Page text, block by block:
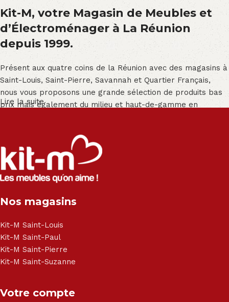
Kit-M, votre Magasin de Meubles et
d’Électroménager à La Réunion
depuis 1999.
Présent aux quatre coins de la Réunion avec des magasins à
Saint-Louis, Saint-Pierre, Savannah et Quartier Français,
nous vous proposons une grande sélection de produits bas
prix mais également du milieu et haut-de-gamme en
Salon angle - Salon convertible - Salon relax - Canapé -
Canapé lit - Cuisine sur-mesure - Fauteuil - Armoire - Table
et chaise - Meuble de salle de bain - Literie - Lit - Bureau -
Électroménager - Télévision led - Réfrigérateur -
- Matelas - Hifi Hitachi, LG, Sharp, Philips, Bosh, Moulinex,
Haier, Sony, Cecotec, Westpoint, Dyson.
Lire la suite
Nos magasins
Kit-M Saint-Louis
Kit-M Saint-Paul
Kit-M Saint-Pierre
Kit-M Saint-Suzanne
Votre compte